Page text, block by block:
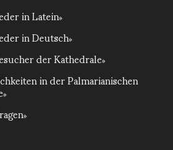
in Latein
in Deutsch
der Kathedrale
in der Palmarianischen